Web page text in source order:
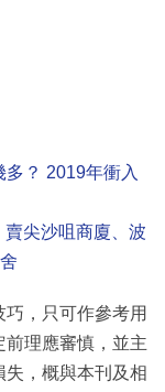
？ 2019年衝入
尖沙咀商廈、波
，只可作參考用
理應審慎，並主
，概與本刊及相